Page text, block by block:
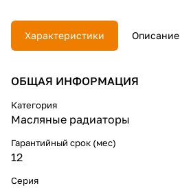
значительной площади нагрева
происходит хорошая отдача
тепла в помещение.
и регулятор мощности;
Встроенный термостат для
поддержания необходимой
температуры;
Удобное перемещение, легкий
Установлен индикатор работы
Характеристики Описание
ОБЩАЯ ИНФОРМАЦИЯ
Категория
Масляные радиаторы
Гарантийный срок (мес)
12
Серия